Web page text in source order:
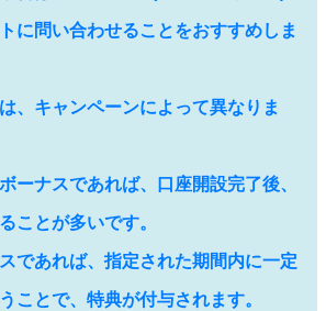
に問い合わせることをおすすめしま
、キャンペーンによって異なりま
ーナスであれば、口座開設完了後、
ことが多いです。
であれば、指定された期間内に一定
ことで、特典が付与されます。